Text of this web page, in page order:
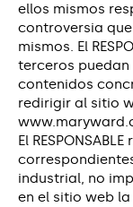
ellos mismos
controversia
mismos. El
terceros
contenidos
redirigir al sitio
El
industrial, no
en el sitio web